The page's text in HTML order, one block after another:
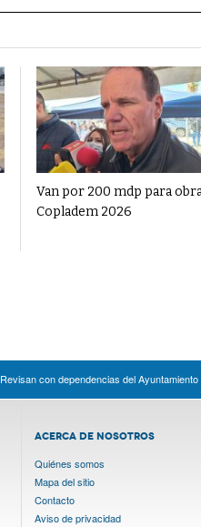
Van por 200 mdp para
Copladem 2026
Revisan con dependencias del
ACERCA DE NOSOTROS
Quiénes somos
Mapa del sitio
Contacto
Aviso de privacidad